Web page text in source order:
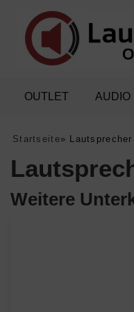
OUTLET AUDIO
Startseite» Lautsprecher
Weitere